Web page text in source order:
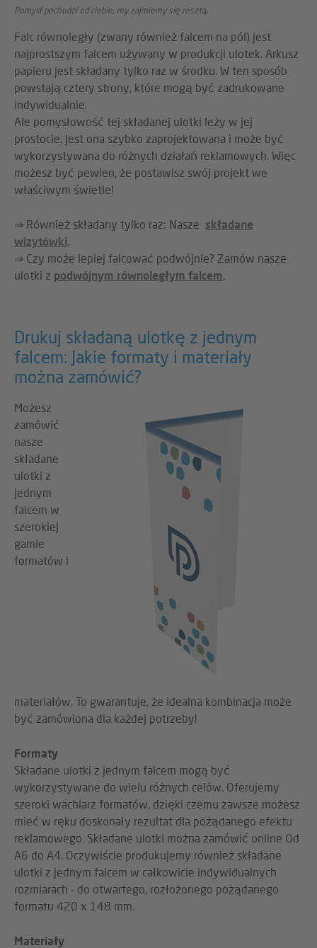
Pomysł pochodzi od ciebie, my zajmiemy się resztą.
Falc równoległy (zwany również falcem na pól) jest
najprostszym falcem używany w produkcji ulotek. Arkusz
papieru jest składany tylko raz w środku. W ten sposób
powstają cztery strony, które mogą być zadrukowane
indywidualnie.
Ale pomysłowość tej składanej ulotki leży w jej
prostocie. Jest ona szybko zaprojektowana i może być
wykorzystywana do różnych działań reklamowych. Więc
możesz być pewien, że postawisz swój projekt we
właściwym świetle!
⇒ Również składany tylko raz: Nasze składane
wizytówki
⇒ Czy może lepiej falcować podwójnie? Zamów nasze
ulotki z podwójnym równoległym falcem
Drukuj składaną ulotkę z jednym
falcem: Jakie formaty i materiały
można zamówić?
Możesz
zamówić
nasze
składane
ulotki z
jednym
falcem w
szerokiej
gamie
formatów i
materiałów. To gwarantuje, że idealna kombinacja może
być zamówiona dla każdej potrzeby!
Formaty
Składane ulotki z jednym falcem mogą być
wykorzystywane do wielu różnych celów. Oferujemy
szeroki wachlarz formatów, dzięki czemu zawsze możesz
mieć w ręku doskonały rezultat dla pożądanego efektu
reklamowego. Składane ulotki można zamówić online Od
A6 do A4. Oczywiście produkujemy również składane
ulotki z jednym falcem w całkowicie indywidualnych
rozmiarach - do otwartego, rozłożonego pożądanego
formatu 420 x 148 mm.
Materiały